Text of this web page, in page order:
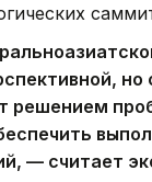
но
решением
— считает